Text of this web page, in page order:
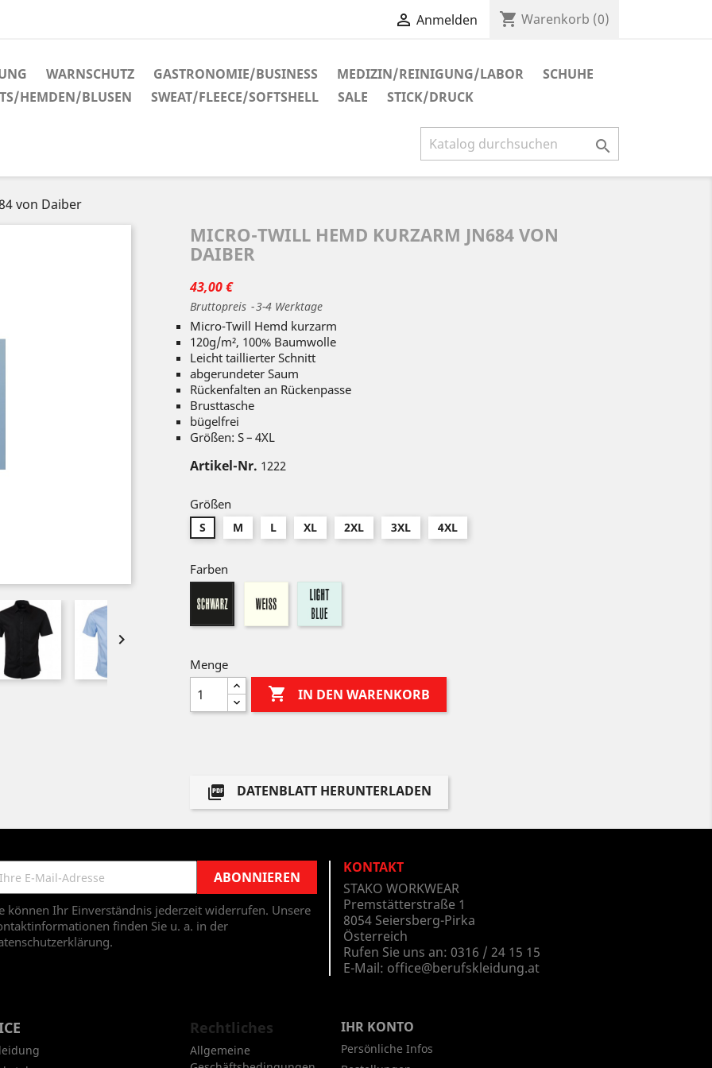
 Anmelden shopping_cart Warenkorb (0)
WARNSCHUTZ GASTRONOMIE/BUSINESS MEDIZIN/REINIGUNG/LABOR
SCHUHE
HEMDEN/BLUSEN
SWEAT/FLEECE/SOFTSHELL SALE STICK/DRUCK

von Daiber

MICRO-TWILL HEMD KURZARM JN684 VON
DAIBER
43,00 €
Bruttopreis 3-4 Werktage
Micro-Twill Hemd kurzarm
120g/m², 100% Baumwolle
Leicht taillierter Schnitt
abgerundeter Saum
Rückenfalten an Rückenpasse
Brusttasche
bügelfrei
Größen: S – 4XL
Artikel-Nr. 1222
Größen
S M L XL 2XL 3XL 4XL
Farben
weiß
Menge
 IN DEN WARENKORB
 DATENBLATT HERUNTERLADEN
können Ihr Einverständnis jederzeit widerrufen. Unsere
finden Sie u. a. in der
KONTAKT
STAKO WORKWEAR
Premstätterstraße 1
8054 Seiersberg-Pirka
Österreich
Rufen Sie uns an: 0316 / 24 15 15
E-Mail: office@berufskleidung.at
Rechtliches
Allgemeine
IHR KONTO
Persönliche Infos